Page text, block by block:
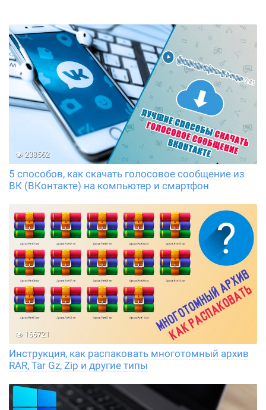
238562
5 способов, как скачать голосовое сообщение из
ВК (ВКонтакте) на компьютер и смартфон
166721
Инструкция, как распаковать многотомный архив
RAR, Tar Gz, Zip и другие типы